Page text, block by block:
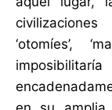
‘otomíes’,